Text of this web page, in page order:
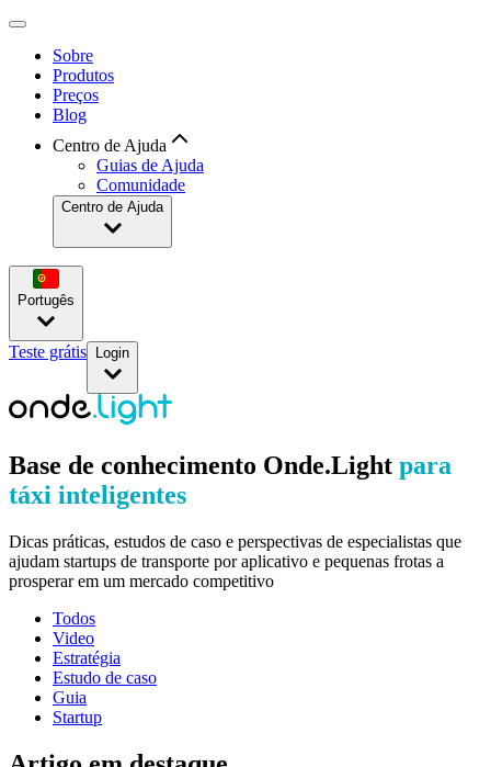
Sobre
Produtos
Preços
Blog
Centro de Ajuda
Guias de Ajuda
Comunidade
Centro de Ajuda
Portugês
Teste grátis Login
Base de conhecimento Onde.Light para
táxi inteligentes
Dicas práticas, estudos de caso e perspectivas de especialistas que
ajudam startups de transporte por aplicativo e pequenas frotas a
prosperar em um mercado competitivo
Todos
Video
Estratégia
Estudo de caso
Guia
Startup